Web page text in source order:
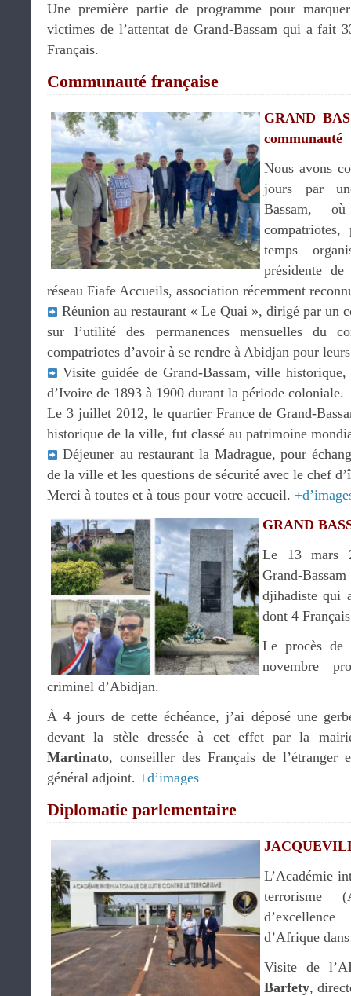
Une première partie de programme pour
victimes de l’attentat de Grand-Bassam qui a fait
Français.
Communauté française
GRAND
communauté
Nous avons
jours par
Bassam,
temps
présidente
réseau Fiafe Accueils, association récemment
Réunion au restaurant « Le Quai », dirigé par un
sur l’utilité des permanences mensuelles du
compatriotes d’avoir à se rendre à Abidjan pour
Visite guidée de Grand-Bassam, ville
d’Ivoire de 1893 à 1900 durant la période coloniale.
Le 3 juillet 2012, le quartier France de Grand-
historique de la ville, fut classé au patrimoine
Déjeuner au restaurant la Madrague, pour
de la ville et les questions de sécurité avec le chef
Merci à toutes et à tous pour votre accueil.
GRAND
Le 13 mars
Grand-
djihadiste qui
dont 4
Le procès de
novembre
criminel d’Abidjan.
À 4 jours de cette échéance, j’ai déposé une
devant la stèle dressée à cet effet par la
Martinato, conseiller des Français de l’étranger
général adjoint. +d’images
Diplomatie parlementaire
L’Académie
terrorisme
d’Afrique
Visite de
Barfety,